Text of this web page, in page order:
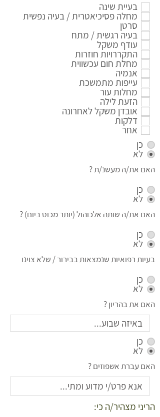
בעיית שינה
מחלה פסיכיאטרית / בעיה נפשית
סרטן
בעיה רגשית / מתח
עודף משקל
התקררויות חוזרות
מחלת חום עכשווית
אנמיה
עייפות מתמשכת
מחלות עור
הזעת לילה
אובדן משקל לאחרונה
דלקות
אחר
כן
לא
האם את/ה מעשנ/ת ?
כן
לא
האם את/ה שותה אלכוהול (יותר מכוס ביום) ?
כן
לא
בעיות רפואיות שנמצאות בבירור / שלא צוינו
כן
לא
האם את בהריון ?
כן
לא
האם עברת אשפוזים ?
הריני מצהיר/ה כי: